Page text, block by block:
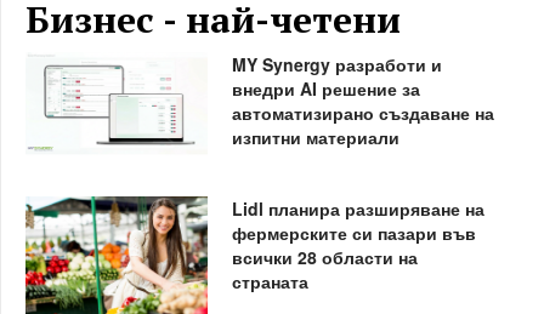
Бизнес - най-четени
MY Synergy разработи и
внедри AI решение за
автоматизирано създаване на
изпитни материали
Lidl планира разширяване на
фермерските си пазари във
всички 28 области на
страната